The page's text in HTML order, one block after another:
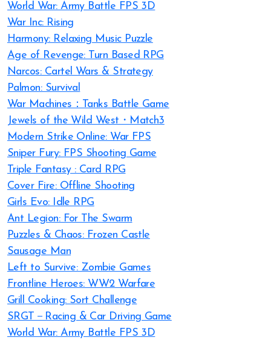
World War: Army Battle FPS 3D
War Inc: Rising
Harmony: Relaxing Music Puzzle
Age of Revenge: Turn Based RPG
Narcos: Cartel Wars & Strategy
Palmon: Survival
War Machines：Tanks Battle Game
Jewels of the Wild West・Match3
Modern Strike Online: War FPS
Sniper Fury: FPS Shooting Game
Triple Fantasy : Card RPG
Cover Fire: Offline Shooting
Girls Evo: Idle RPG
Ant Legion: For The Swarm
Puzzles & Chaos: Frozen Castle
Sausage Man
Left to Survive: Zombie Games
Frontline Heroes: WW2 Warfare
Grill Cooking: Sort Challenge
SRGT－Racing & Car Driving Game
World War: Army Battle FPS 3D